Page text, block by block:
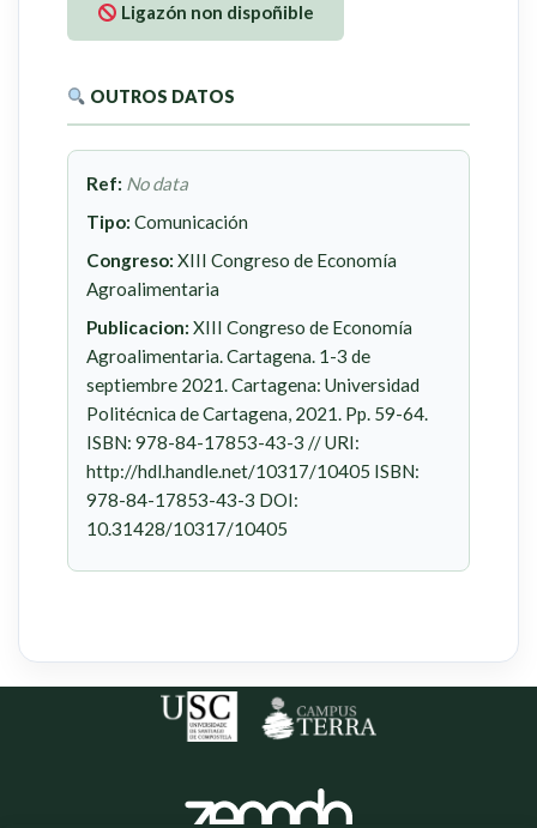
Ligazón non dispoñible
OUTROS DATOS
Ref: No data
Tipo: Comunicación
Congreso: XIII Congreso de Economía
Agroalimentaria
Publicacion: XIII Congreso de Economía
Agroalimentaria. Cartagena. 1-3 de
septiembre 2021. Cartagena: Universidad
Politécnica de Cartagena, 2021. Pp. 59-64.
ISBN: 978-84-17853-43-3 // URI:
http://hdl.handle.net/10317/10405 ISBN:
978-84-17853-43-3 DOI:
10.31428/10317/10405